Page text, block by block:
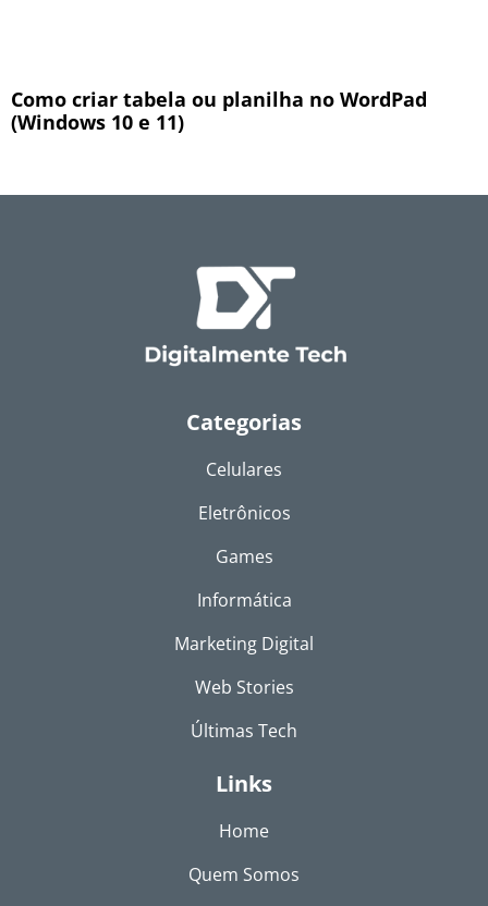
Como criar tabela ou planilha no WordPad
(Windows 10 e 11)
Categorias
Celulares
Eletrônicos
Games
Informática
Marketing Digital
Web Stories
Últimas Tech
Links
Home
Quem Somos